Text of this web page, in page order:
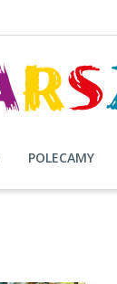
POLECAMY